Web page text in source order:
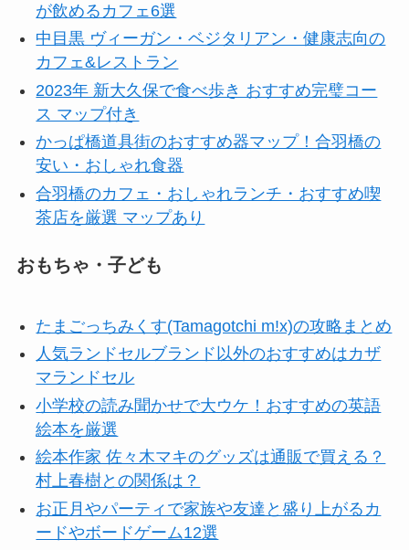
が飲めるカフェ6選
中目黒 ヴィーガン・ベジタリアン・健康志向の
カフェ&レストラン
2023年 新大久保で食べ歩き おすすめ完璧コー
ス マップ付き
かっぱ橋道具街のおすすめ器マップ！合羽橋の
安い・おしゃれ食器
合羽橋のカフェ・おしゃれランチ・おすすめ喫
茶店を厳選 マップあり
おもちゃ・子ども
たまごっちみくす(Tamagotchi m!x)の攻略まとめ
人気ランドセルブランド以外のおすすめはカザ
マランドセル
小学校の読み聞かせで大ウケ！おすすめの英語
絵本を厳選
絵本作家 佐々木マキのグッズは通販で買える？
村上春樹との関係は？
お正月やパーティで家族や友達と盛り上がるカ
ードやボードゲーム12選